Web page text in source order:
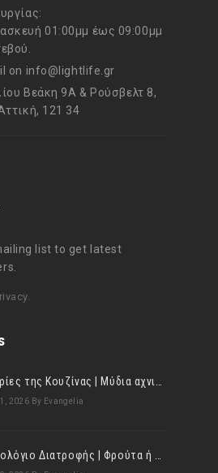
01:00μμ έως 09:00μμ
on info@lightlife.gr
Βεάκη 9Α & Ρούσβελτ 8,
121 34
list to get latest
2026 By Evangelia